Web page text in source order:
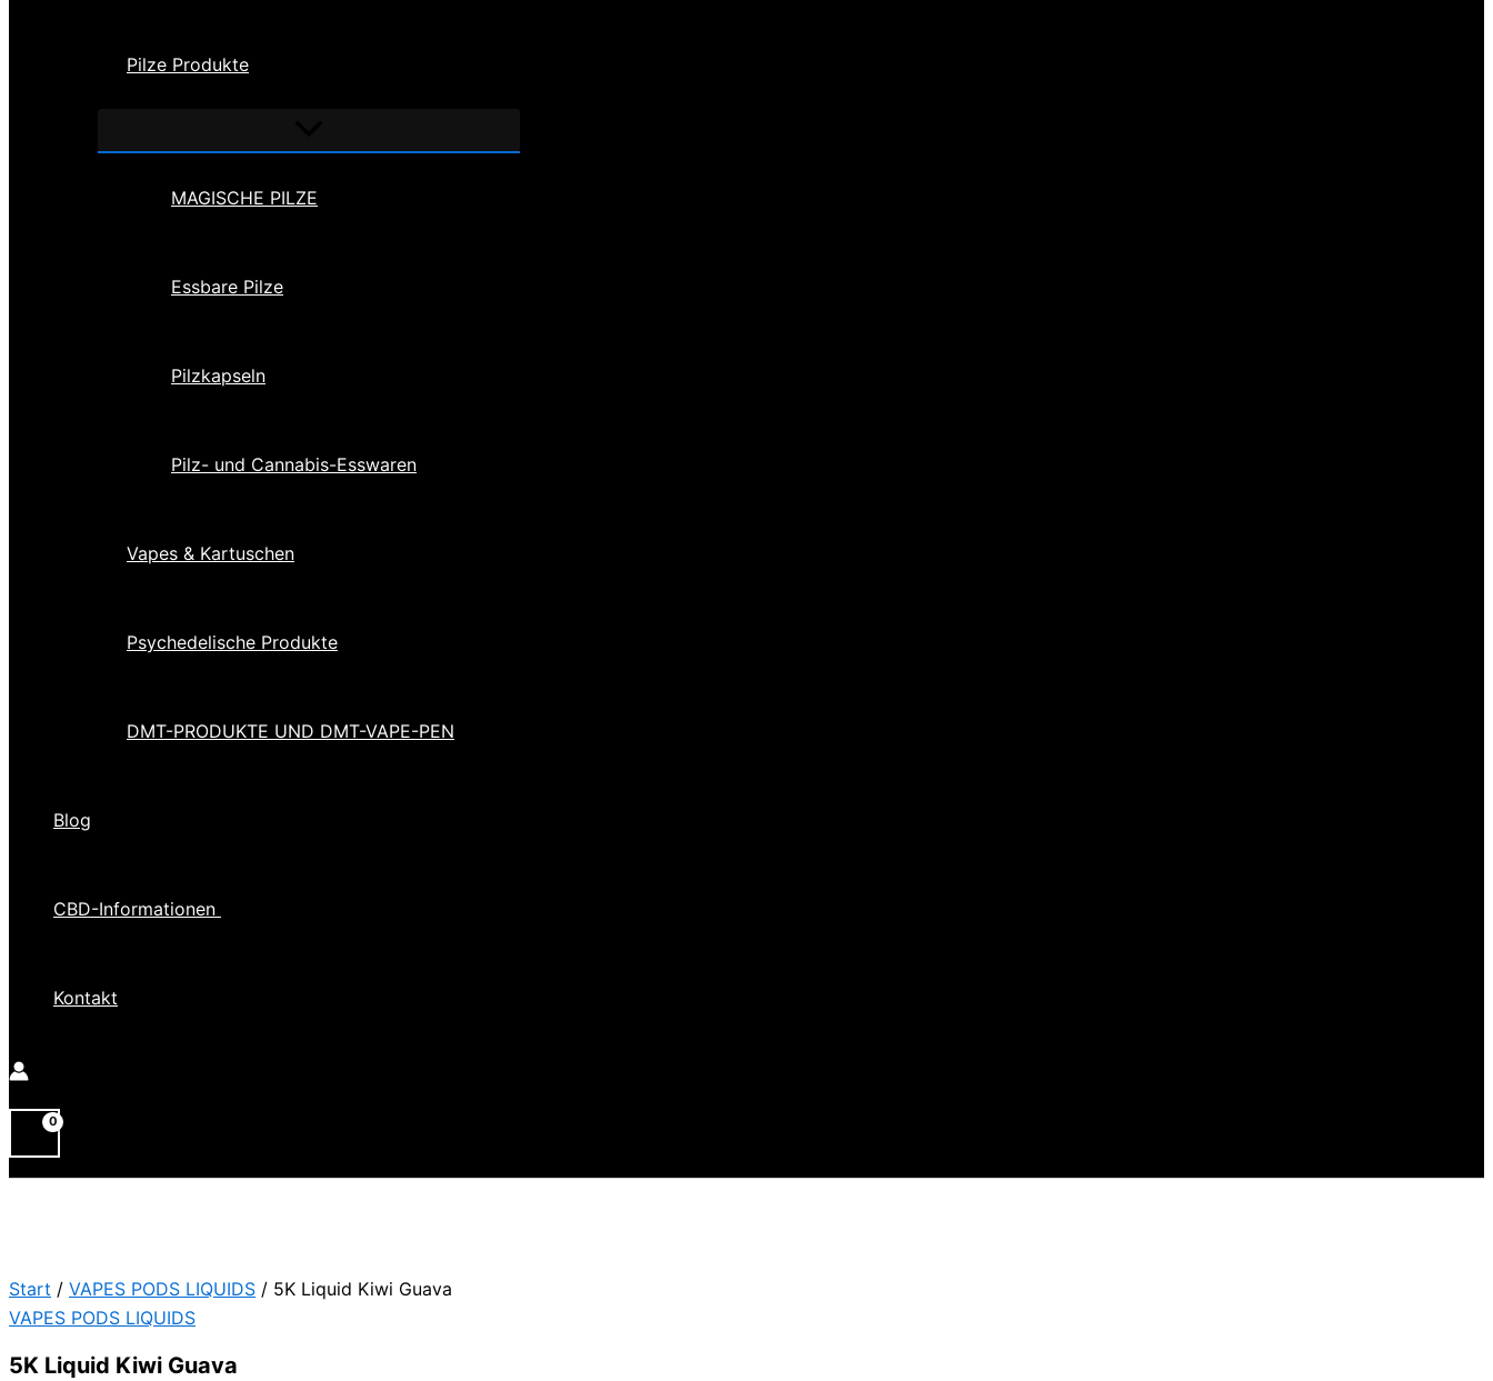
Pilze Produkte
umschalten
MAGISCHE PILZE
Essbare Pilze
Pilzkapseln
Pilz- und Cannabis-Esswaren
Vapes & Kartuschen
Psychedelische Produkte
DMT-PRODUKTE UND DMT-VAPE-PEN
Blog
CBD-Informationen
Kontakt
Start / VAPES PODS LIQUIDS / 5K Liquid Kiwi Guava
VAPES PODS LIQUIDS
5K Liquid Kiwi Guava